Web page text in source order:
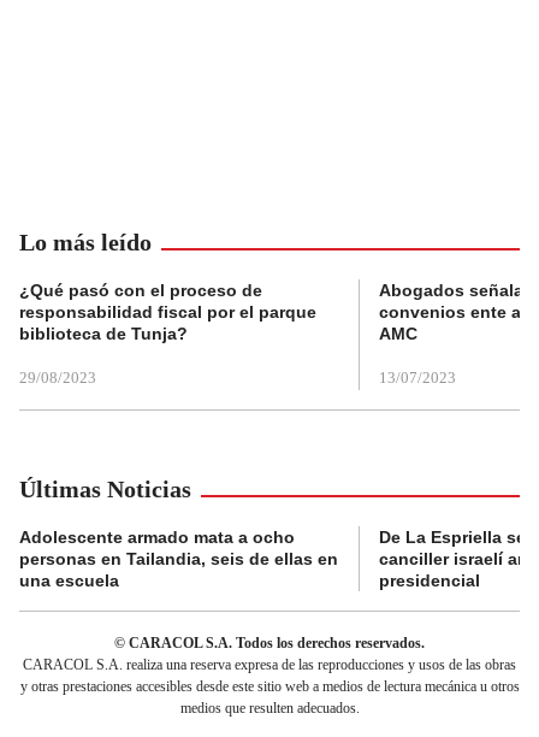
Lo más leído
¿Qué pasó con el proceso de
responsabilidad fiscal por el parque
biblioteca de Tunja?
29/08/2023
Abogados
convenios ente
AMC
13/07/2023
Últimas Noticias
Adolescente armado mata a ocho
personas en Tailandia, seis de ellas en
una escuela
De La Espriella se
canciller israelí
presidencial
© CARACOL S.A. Todos los derechos reservados.
CARACOL S.A. realiza una reserva expresa de las reproducciones y usos de las obras
y otras prestaciones accesibles desde este sitio web a medios de lectura mecánica u otros
medios que resulten adecuados.